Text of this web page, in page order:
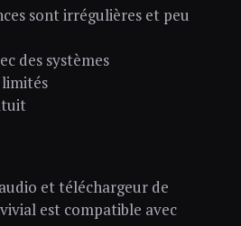
sont irrégulières et peu
des systèmes
et téléchargeur de
est compatible avec